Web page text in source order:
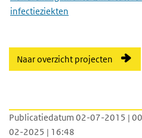
infectieziekten
Naar overzicht projecten
Publicatiedatum 02-07-2015 |
02-2025 | 16:48